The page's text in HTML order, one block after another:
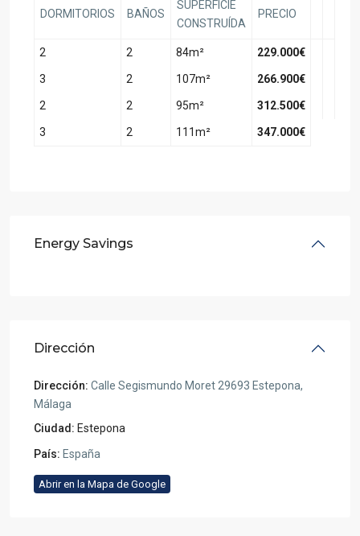
DORMITORIOS BAÑOS
SUPERFICIE
CONSTRUÍDA
PRECIO
2 2 84m² 229.000€
3 2 107m² 266.900€
2 2 95m² 312.500€
3 2 111m² 347.000€
Energy Savings
Dirección
Dirección: Calle Segismundo Moret 29693 Estepona,
Málaga
Ciudad: Estepona
País: España
Abrir en la Mapa de Google